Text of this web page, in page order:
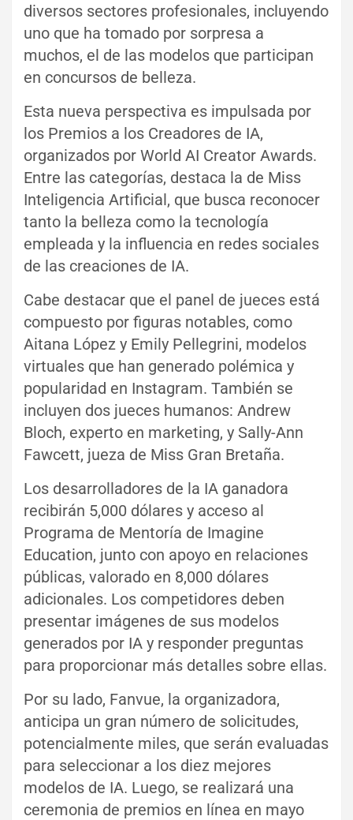
diversos sectores profesionales, incluyendo
uno que ha tomado por sorpresa a
muchos, el de las modelos que participan
en concursos de belleza.
Esta nueva perspectiva es impulsada por
los Premios a los Creadores de IA,
organizados por World AI Creator Awards.
Entre las categorías, destaca la de Miss
Inteligencia Artificial, que busca reconocer
tanto la belleza como la tecnología
empleada y la influencia en redes sociales
de las creaciones de IA.
Cabe destacar que el panel de jueces está
compuesto por figuras notables, como
Aitana López y Emily Pellegrini, modelos
virtuales que han generado polémica y
popularidad en Instagram. También se
incluyen dos jueces humanos: Andrew
Bloch, experto en marketing, y Sally-Ann
Fawcett, jueza de Miss Gran Bretaña.
Los desarrolladores de la IA ganadora
recibirán 5,000 dólares y acceso al
Programa de Mentoría de Imagine
Education, junto con apoyo en relaciones
públicas, valorado en 8,000 dólares
adicionales. Los competidores deben
presentar imágenes de sus modelos
generados por IA y responder preguntas
para proporcionar más detalles sobre ellas.
Por su lado, Fanvue, la organizadora,
anticipa un gran número de solicitudes,
potencialmente miles, que serán evaluadas
para seleccionar a los diez mejores
modelos de IA. Luego, se realizará una
ceremonia de premios en línea en mayo